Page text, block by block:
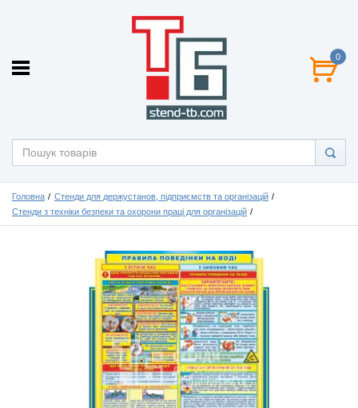
0
Головна
Стенди для держустанов, підприємств та організацій
Стенди з техніки безпеки та охорони праці для організацій